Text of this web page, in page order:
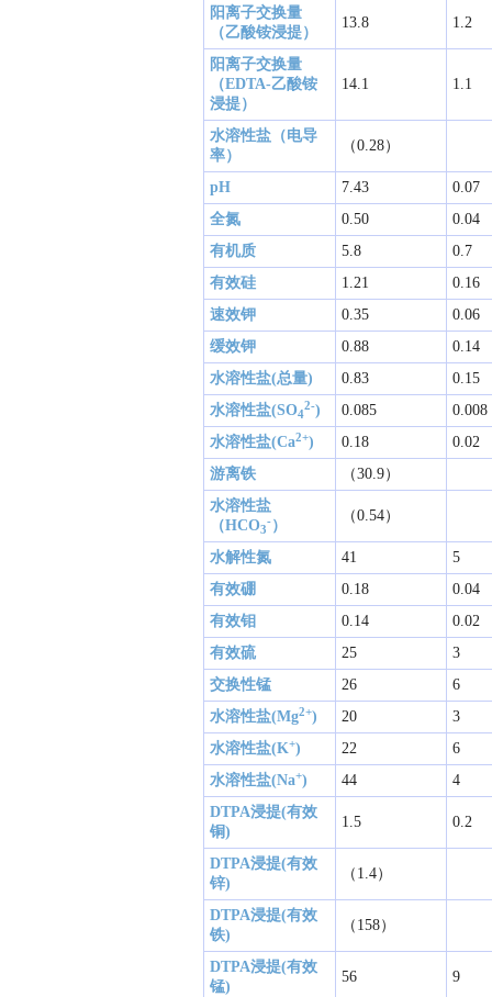
阳离子交换量
（乙酸铵浸提）
13.8 1.2
阳离子交换量
（EDTA-乙酸铵
浸提）
14.1 1.1
水溶性盐（电导
率）
（0.28）
pH 7.43
0.07
全氮
0.50
0.04
有机质
5.8
0.7
有效硅
1.21
0.16
速效钾
0.35
0.06
缓效钾
0.88
0.14
水溶性盐(总量)
0.83
0.15
水溶性盐(SO4
2-) 0.085
0.008
水溶性盐(Ca2+) 0.18
0.02
游离铁
（30.9）
水溶性盐
（HCO3
-）
（0.54）
水解性氮 41
5
有效硼
0.18
0.04
有效钼
0.14
0.02
有效硫
25
3
交换性锰
26
6
水溶性盐(Mg2+) 20
3
水溶性盐(K+) 22
6
水溶性盐(Na+) 44
4
DTPA浸提(有效
铜)
1.5 0.2
DTPA浸提(有效
锌)
（1.4）
DTPA浸提(有效
铁)
（158）
DTPA浸提(有效
锰)
56 9